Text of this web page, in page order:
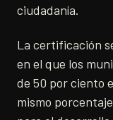
ciudadanía.
La certificación
en el que los
de 50 por ciento
mismo